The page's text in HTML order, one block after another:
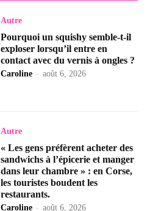
Autre
Pourquoi un squishy semble-t-il
exploser lorsqu’il entre en
contact avec du vernis à ongles ?
Caroline - août 6, 2026
Autre
« Les gens préfèrent acheter des
sandwichs à l’épicerie et manger
dans leur chambre » : en Corse,
les touristes boudent les
restaurants.
Caroline - août 6, 2026